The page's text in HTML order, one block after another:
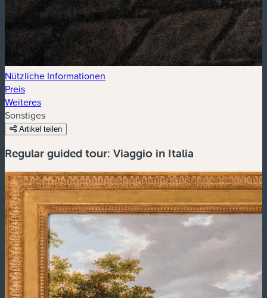
Nützliche Informationen
Preis
Weiteres
Sonstiges
Artikel teilen
Regular guided tour: Viaggio in Italia